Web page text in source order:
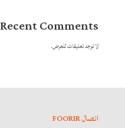
Recent Comments
لا توجد تعليقات للعرض.
اتصال FOORIR